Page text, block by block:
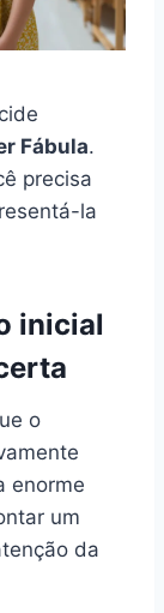
Fábula.
precisa
la
inicial
o
enorme
um
da